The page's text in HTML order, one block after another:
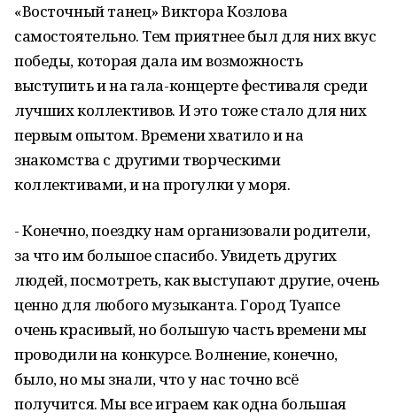
«Восточный танец» Виктора Козлова
самостоятельно. Тем приятнее был для них вкус
победы, которая дала им возможность
выступить и на гала-концерте фестиваля среди
лучших коллективов. И это тоже стало для них
первым опытом. Времени хватило и на
знакомства с другими творческими
коллективами, и на прогулки у моря.
- Конечно, поездку нам организовали родители,
за что им большое спасибо. Увидеть других
людей, посмотреть, как выступают другие, очень
ценно для любого музыканта. Город Туапсе
очень красивый, но большую часть времени мы
проводили на конкурсе. Волнение, конечно,
было, но мы знали, что у нас точно всё
получится. Мы все играем как одна большая